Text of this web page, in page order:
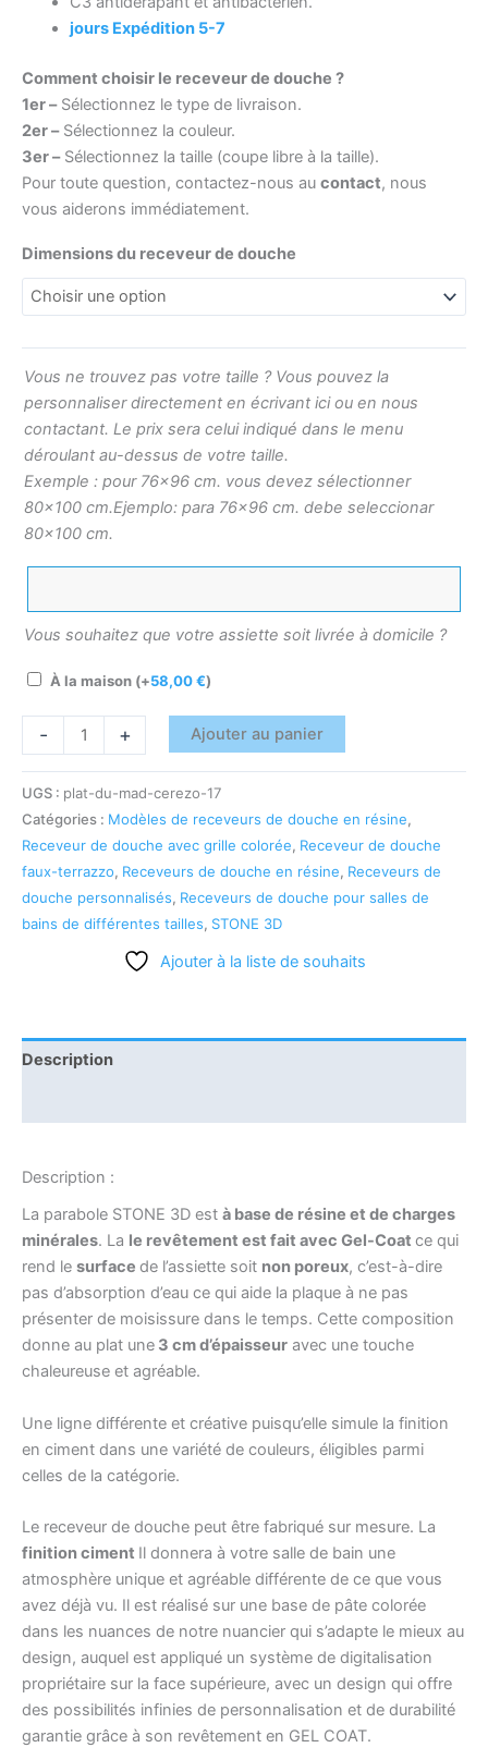
jours Expédition 5-7
Comment choisir le receveur de douche ?
1er –Sélectionnez le type de livraison.
2er –Sélectionnez la couleur.
3er –Sélectionnez la taille (coupe libre à la taille).
Pour toute question, contactez-nous au contact, nous
vous aiderons immédiatement.
Dimensions du receveur de douche
Vous ne trouvez pas votre taille ? Vous pouvez la
personnaliser directement en écrivant ici ou en nous
contactant. Le prix sera celui indiqué dans le menu
déroulant au-dessus de votre taille.
Exemple : pour 76×96 cm. vous devez sélectionner
80×100 cm.Ejemplo: para 76×96 cm. debe seleccionar
80×100 cm.
Vous souhaitez que votre assiette soit livrée à domicile ?
À la maison (+58,00€)
- + Ajouter au panier
UGS : plat-du-mad-cerezo-17
Catégories : Modèles de receveurs de douche en résine,
Receveur de douche avec grille colorée, Receveur de douche
faux-terrazzo, Receveurs de douche en résine, Receveurs de
douche personnalisés, Receveurs de douche pour salles de
bains de différentes tailles, STONE 3D
Ajouter à la liste de souhaits
Description
Description :
La parabole STONE 3D est à base de résine et de charges
minérales. La le revêtement est fait avec Gel-Coat ce qui
rend le surface de l’assiette soit non poreux, c’est-à-dire
pas d’absorption d’eau ce qui aide la plaque à ne pas
présenter de moisissure dans le temps. Cette composition
donne au plat une 3 cm d’épaisseur avec une touche
chaleureuse et agréable.
Une ligne différente et créative puisqu’elle simule la finition
en ciment dans une variété de couleurs, éligibles parmi
celles de la catégorie.
Le receveur de douche peut être fabriqué sur mesure. La
finition ciment Il donnera à votre salle de bain une
atmosphère unique et agréable différente de ce que vous
avez déjà vu. Il est réalisé sur une base de pâte colorée
dans les nuances de notre nuancier qui s’adapte le mieux au
design, auquel est appliqué un système de digitalisation
propriétaire sur la face supérieure, avec un design qui offre
des possibilités infinies de personnalisation et de durabilité
garantie grâce à son revêtement en GEL COAT.